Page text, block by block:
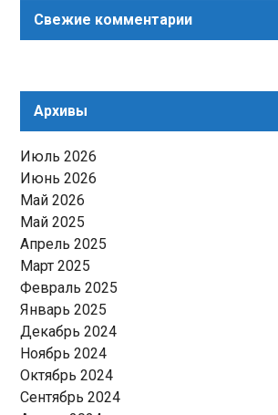
Свежие комментарии
Архивы
Июль 2026
Июнь 2026
Май 2026
Май 2025
Апрель 2025
Март 2025
Февраль 2025
Январь 2025
Декабрь 2024
Ноябрь 2024
Октябрь 2024
Сентябрь 2024